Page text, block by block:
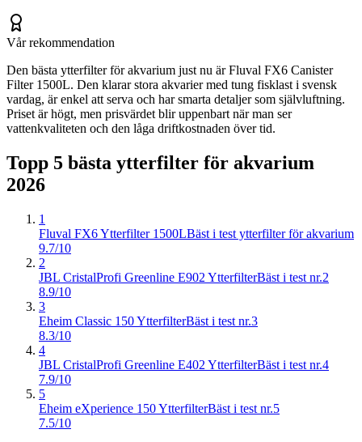
Vår rekommendation
Den bästa ytterfilter för akvarium just nu är Fluval FX6 Canister
Filter 1500L. Den klarar stora akvarier med tung fisklast i svensk
vardag, är enkel att serva och har smarta detaljer som självluftning.
Priset är högt, men prisvärdet blir uppenbart när man ser
vattenkvaliteten och den låga driftkostnaden över tid.
Topp 5 bästa ytterfilter för akvarium
2026
1
Fluval FX6 Ytterfilter 1500LBäst i test ytterfilter för akvarium
9.7/10
2
JBL CristalProfi Greenline E902 YtterfilterBäst i test nr.2
8.9/10
3
Eheim Classic 150 YtterfilterBäst i test nr.3
8.3/10
4
JBL CristalProfi Greenline E402 YtterfilterBäst i test nr.4
7.9/10
5
Eheim eXperience 150 YtterfilterBäst i test nr.5
7.5/10